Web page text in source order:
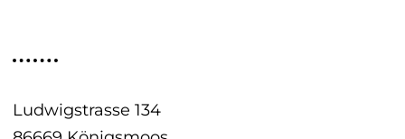
Ludwigstrasse 134